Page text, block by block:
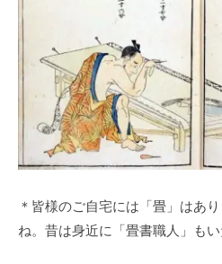
＊皆様のご自宅には「畳」はあ
ね。昔は身近に「畳書職人」もい